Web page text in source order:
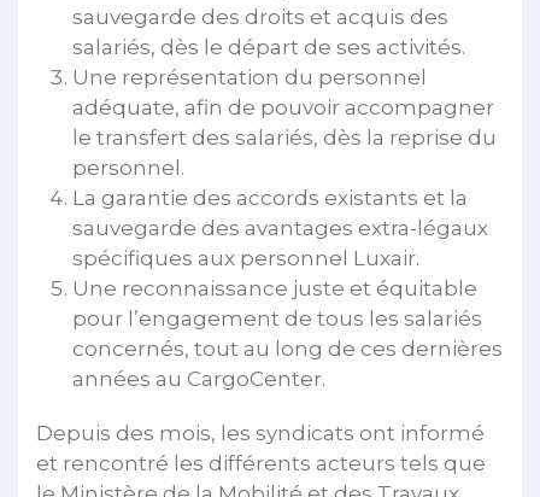
sauvegarde des droits et acquis des
salariés, dès le départ de ses activités.
Une représentation du personnel
adéquate, afin de pouvoir accompagner
le transfert des salariés, dès la reprise du
personnel.
La garantie des accords existants et la
sauvegarde des avantages extra-légaux
spécifiques aux personnel Luxair.
Une reconnaissance juste et équitable
pour l’engagement de tous les salariés
concernés, tout au long de ces dernières
années au CargoCenter.
Depuis des mois, les syndicats ont informé
et rencontré les différents acteurs tels que